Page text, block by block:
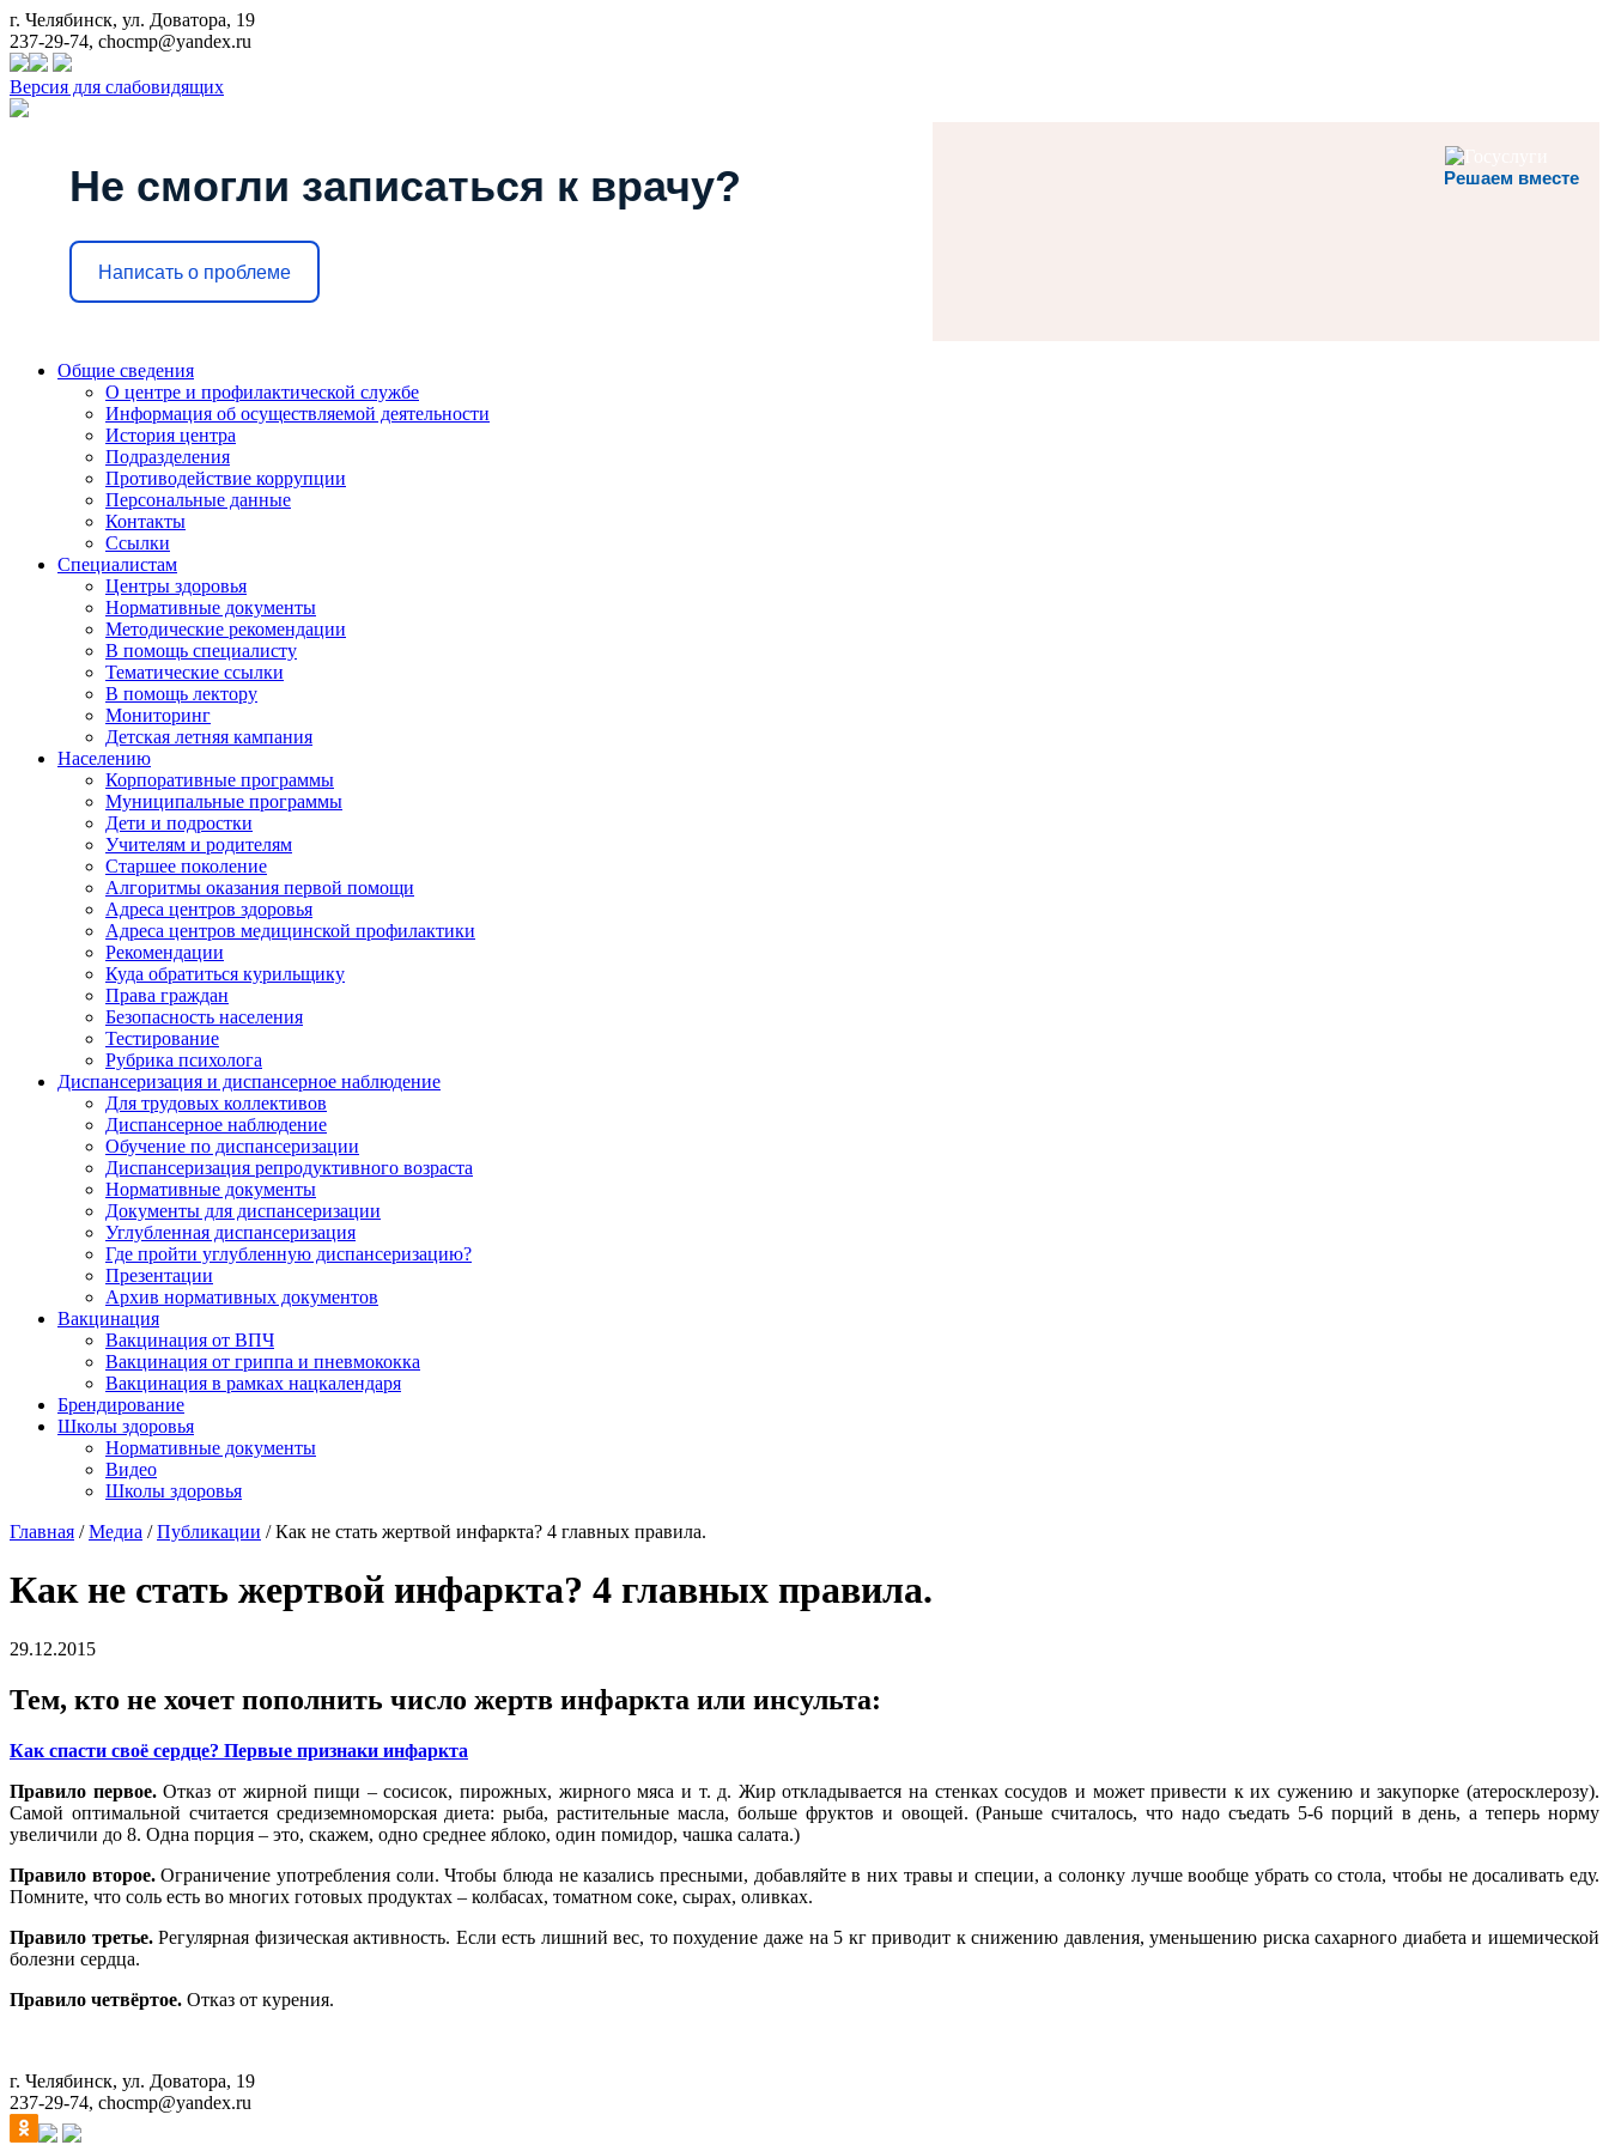
г. Челябинск, ул. Доватора, 19
237-29-74, chocmp@yandex.ru
Версия для слабовидящих
Решаем вместе
Не смогли записаться к врачу?
Написать о проблеме
Общие сведения
О центре и профилактической службе
Информация об осуществляемой деятельности
История центра
Подразделения
Противодействие коррупции
Персональные данные
Контакты
Ссылки
Специалистам
Центры здоровья
Нормативные документы
Методические рекомендации
В помощь специалисту
Тематические ссылки
В помощь лектору
Мониторинг
Детская летняя кампания
Населению
Корпоративные программы
Муниципальные программы
Дети и подростки
Учителям и родителям
Старшее поколение
Алгоритмы оказания первой помощи
Адреса центров здоровья
Адреса центров медицинской профилактики
Рекомендации
Куда обратиться курильщику
Права граждан
Безопасность населения
Тестирование
Рубрика психолога
Диспансеризация и диспансерное наблюдение
Для трудовых коллективов
Диспансерное наблюдение
Обучение по диспансеризации
Диспансеризация репродуктивного возраста
Нормативные документы
Документы для диспансеризации
Углубленная диспансеризация
Где пройти углубленную диспансеризацию?
Презентации
Архив нормативных документов
Вакцинация
Вакцинация от ВПЧ
Вакцинация от гриппа и пневмококка
Вакцинация в рамках нацкалендаря
Брендирование
Школы здоровья
Нормативные документы
Видео
Школы здоровья
Главная / Медиа / Публикации /Как не стать жертвой инфаркта? 4 главных правила.
Как не стать жертвой инфаркта? 4 главных правила.
29.12.2015
Тем, кто не хочет пополнить число жертв инфаркта или инсульта:
Как спасти своё сердце? Первые признаки инфаркта
Правило первое.Отказ от жирной пищи – сосисок, пирожных, жирного мяса и т. д. Жир откладывается на стенках сосудов и может привести к их сужению и закупорке (атеро­склерозу).
Самой оптимальной считается средиземноморская диета: рыба, растительные масла, больше фруктов и овощей. (Раньше считалось, что надо съедать 5-6 порций в день, а теперь норму
увеличили до 8. Одна порция – это, скажем, одно среднее яблоко, один помидор, чашка салата.)
Правило второе. Ограничение употребления соли. Чтобы блюда не казались пресными, добавляйте в них травы и специи, а солонку лучше вообще убрать со стола, чтобы не досаливать еду.
Помните, что соль есть во многих готовых продуктах – колбасах, томатном соке, сырах, оливках.
Правило третье.Регулярная физическая активность. Если есть лишний вес, то похудение даже на 5 кг приводит к снижению давления, уменьшению риска сахарного диабета и ишемической
болезни сердца.
Правило четвёртое. Отказ от курения.
г. Челябинск, ул. Доватора, 19
237-29-74, chocmp@yandex.ru